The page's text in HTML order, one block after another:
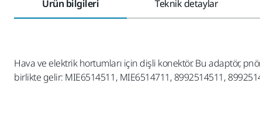
Ürün bilgileri Teknik detaylar
Hava ve elektrik hortumları için dişli konektör. Bu adaptör,
birlikte gelir: MIE6514511, MIE6514711, 8992514511,